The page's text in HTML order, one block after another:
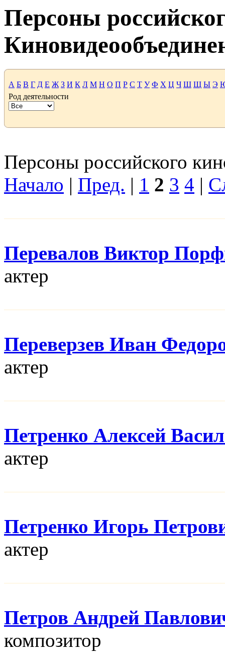
Персоны
А Б В Г Д Е Ж З И К Л М Н О П Р С Т У Ф Х Ц Ч Ш Щ Ы Э
Род деятельности
Персоны российского
Начало | Пред. | 1 2 3 4 |
Перевалов Виктор
актер
Переверзев Иван
актер
Петренко Алексей
актер
Петренко Игорь
актер
Петров Андрей
композитор